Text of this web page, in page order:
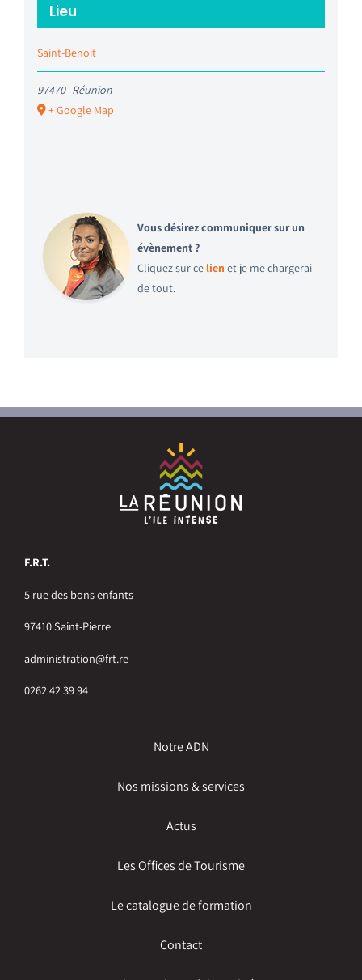
Lieu
Saint-Benoit
97470 Réunion
+ Google Map
Vous désirez communiquer sur un
évènement ?
Cliquez sur ce lien et je me chargerai
de tout.
F.R.T.
5 rue des bons enfants
97410 Saint-Pierre
administration@frt.re
0262 42 39 94
Notre ADN
Nos missions & services
Actus
Les Offices de Tourisme
Le catalogue de formation
Contact